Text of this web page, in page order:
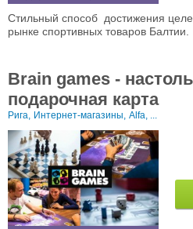
Стильный способ достижения
рынке спортивных товаров Балтии.
Brain games -
подарочная карта
Рига, Интернет-магазины, Alfa, ...